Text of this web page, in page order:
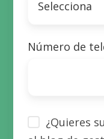
Número de
¿Quieres